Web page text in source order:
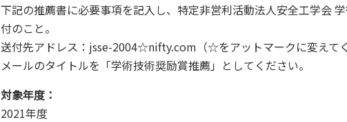
下記の推薦書に必要事項を記入し、特定非営利活動法人安全工学会
付のこと。
送付先アドレス：jsse-2004☆nifty.com（☆をアットマークに変えてく
メールのタイトルを「学術技術奨励賞推薦」としてください。
対象年度：
2021年度